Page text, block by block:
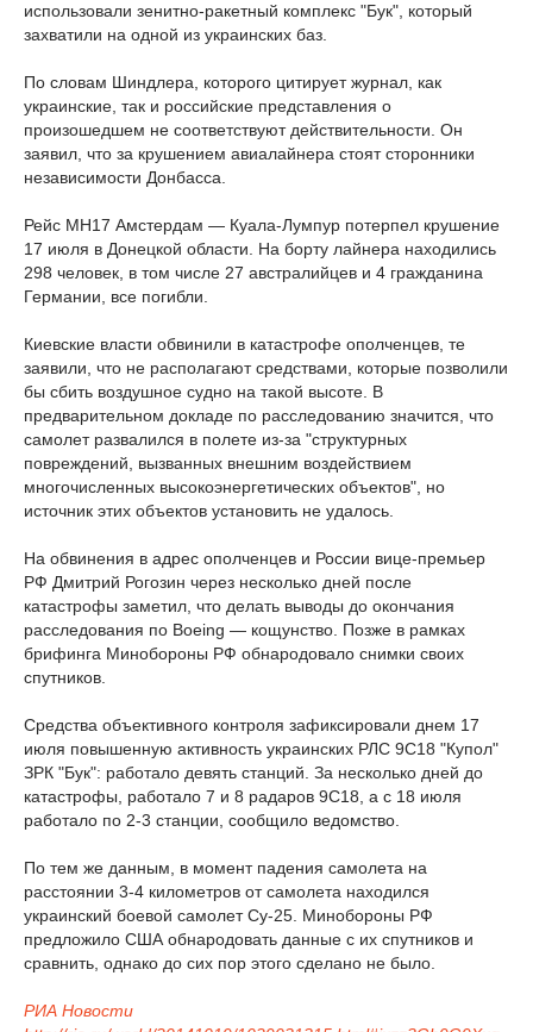
использовали зенитно-ракетный комплекс "Бук", который
захватили на одной из украинских баз.
По словам Шиндлера, которого цитирует журнал, как
украинские, так и российские представления о
произошедшем не соответствуют действительности. Он
заявил, что за крушением авиалайнера стоят сторонники
независимости Донбасса.
Рейс MH17 Амстердам — Куала-Лумпур потерпел крушение
17 июля в Донецкой области. На борту лайнера находились
298 человек, в том числе 27 австралийцев и 4 гражданина
Германии, все погибли.
Киевские власти обвинили в катастрофе ополченцев, те
заявили, что не располагают средствами, которые позволили
бы сбить воздушное судно на такой высоте. В
предварительном докладе по расследованию значится, что
самолет развалился в полете из-за "структурных
повреждений, вызванных внешним воздействием
многочисленных высокоэнергетических объектов", но
источник этих объектов установить не удалось.
На обвинения в адрес ополченцев и России вице-премьер
РФ Дмитрий Рогозин через несколько дней после
катастрофы заметил, что делать выводы до окончания
расследования по Boeing — кощунство. Позже в рамках
брифинга Минобороны РФ обнародовало снимки своих
спутников.
Средства объективного контроля зафиксировали днем 17
июля повышенную активность украинских РЛС 9С18 "Купол"
ЗРК "Бук": работало девять станций. За несколько дней до
катастрофы, работало 7 и 8 радаров 9С18, а с 18 июля
работало по 2-3 станции, сообщило ведомство.
По тем же данным, в момент падения самолета на
расстоянии 3-4 километров от самолета находился
украинский боевой самолет Су-25. Минобороны РФ
предложило США обнародовать данные с их спутников и
сравнить, однако до сих пор этого сделано не было.
РИА Новости